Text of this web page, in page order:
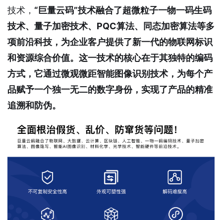
技术， “巨量云码”技术融合了超微粒子一物一码生码
技术、量子加密技术、PQC算法、同态加密算法等多
项前沿科技，为企业客户提供了新一代的物联网标识
和资源综合价值。这一技术的核心在于其独特的编码
方式，它通过微观微距智能图像识别技术，为每个产
品赋予一个独一无二的数字身份，实现了产品的精准
追溯和防伪。